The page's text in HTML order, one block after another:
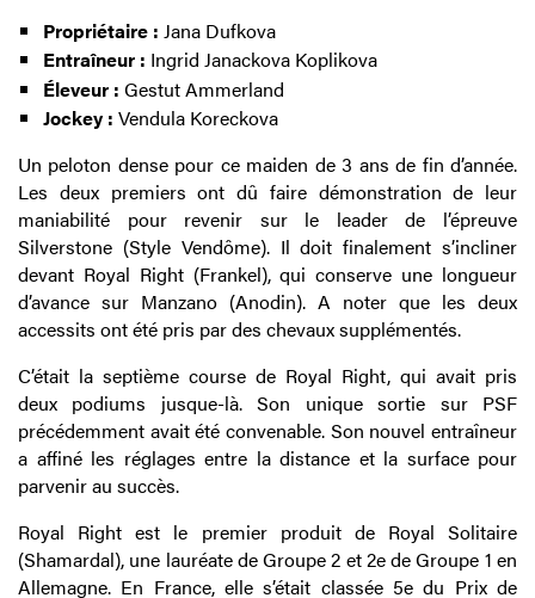
Propriétaire : Jana Dufkova
Entraîneur : Ingrid Janackova Koplikova
Éleveur : Gestut Ammerland
Jockey : Vendula Koreckova
Un peloton dense pour ce maiden de 3 ans de fin d’année.
Les deux premiers ont dû faire démonstration de leur
maniabilité pour revenir sur le leader de l’épreuve
Silverstone (Style Vendôme). Il doit finalement s’incliner
devant Royal Right (Frankel), qui conserve une longueur
d’avance sur Manzano (Anodin). A noter que les deux
accessits ont été pris par des chevaux supplémentés.
C’était la septième course de Royal Right, qui avait pris
deux podiums jusque-là. Son unique sortie sur PSF
précédemment avait été convenable. Son nouvel entraîneur
a affiné les réglages entre la distance et la surface pour
parvenir au succès.
Royal Right est le premier produit de Royal Solitaire
(Shamardal), une lauréate de Groupe 2 et 2e de Groupe 1 en
Allemagne. En France, elle s’était classée 5e du Prix de